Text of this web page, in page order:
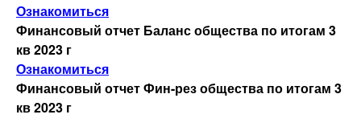
Вопрос-ответ
Часто задаваемые вопросы
Бланки
Ознакомиться
Финансовый отчет Баланс общества по итогам 3
кв 2023 г
Ознакомиться
Финансовый отчет Фин-рез общества по итогам 3
кв 2023 г